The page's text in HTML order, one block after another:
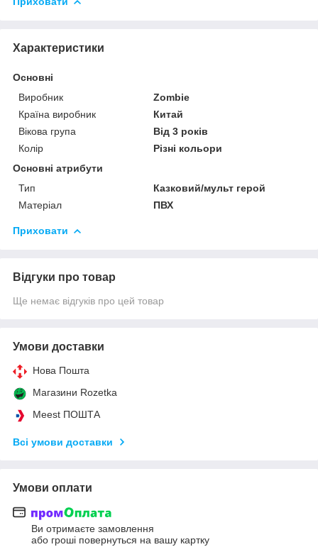
Характеристики
Основні
Виробник
Zombie
Країна виробник
Китай
Вікова група
Від 3 років
Колір
Різні кольори
Основні атрибути
Тип
Казковий/мульт герой
Матеріал
ПВХ
Приховати
Відгуки про товар
Ще немає відгуків про цей товар
Умови доставки
Нова Пошта
Магазини Rozetka
Meest ПОШТА
Всі умови доставки
Умови оплати
Ви отримаєте замовлення
або гроші повернуться на вашу картку